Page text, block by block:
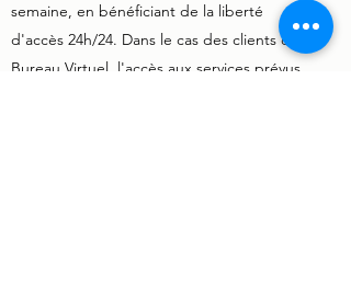
semaine, en bénéficiant de la liberté
d'accès 24h/24. Dans le cas des clients du
Bureau Virtuel, l'accès aux services prévus